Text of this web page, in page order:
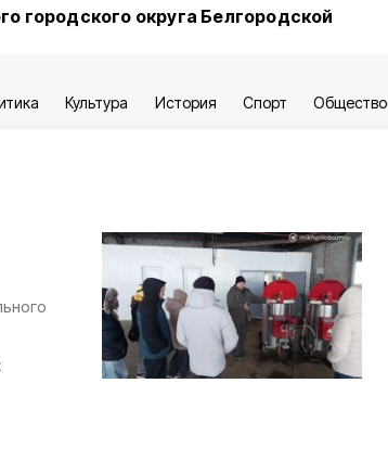
городского округа Белгородской
Культура История Спорт Общество